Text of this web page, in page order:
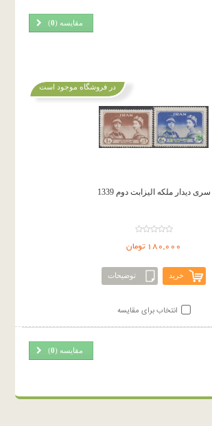
مقایسه (0
)
سری دیدار ملکه الیزابت دوم 1339
180,000 تومان
خرید توضیحات
در فروشگاه موجود است
انتخاب برای مقایسه
مقایسه (0
)